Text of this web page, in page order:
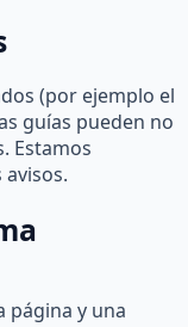
(por ejemplo el
guías pueden no
Estamos
página y una